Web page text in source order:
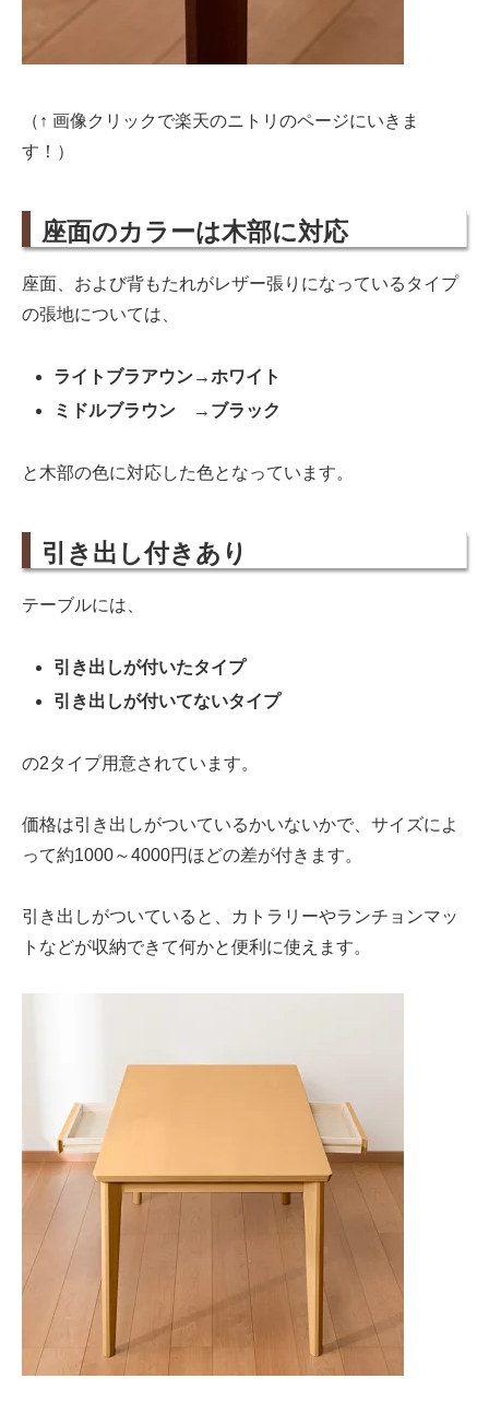
（↑ 画像クリックで楽天のニトリのページにいきま
す！）
座面のカラーは木部に対応
座面、および背もたれがレザー張りになっているタイプ
の張地については、
ライトブラアウン→ホワイト
ミドルブラウン →ブラック
と木部の色に対応した色となっています。
引き出し付きあり
テーブルには、
引き出しが付いたタイプ
引き出しが付いてないタイプ
の2タイプ用意されています。
価格は引き出しがついているかいないかで、サイズによ
って約1000～4000円ほどの差が付きます。
引き出しがついていると、カトラリーやランチョンマッ
トなどが収納できて何かと便利に使えます。